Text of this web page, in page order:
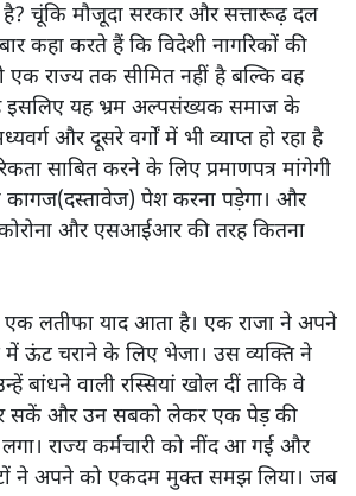
चूंकि मौजूदा सरकार और सत्तारूढ़ दल
कहा करते हैं कि विदेशी नागरिकों की
एक राज्य तक सीमित नहीं है बल्कि वह
है इसलिए यह भ्रम अल्पसंख्यक समाज के
और दूसरे वर्गों में भी व्याप्त हो रहा है
साबित करने के लिए प्रमाणपत्र मांगेगी
कागज(दस्तावेज) पेश करना पड़ेगा। और
और एसआईआर की तरह कितना
एक लतीफा याद आता है। एक राजा ने अपने
ऊंट चराने के लिए भेजा। उस व्यक्ति ने
बांधने वाली रस्सियां खोल दीं ताकि वे
सकें और उन सबको लेकर एक पेड़ की
राज्य कर्मचारी को नींद आ गई और
ने अपने को एकदम मुक्त समझ लिया। जब